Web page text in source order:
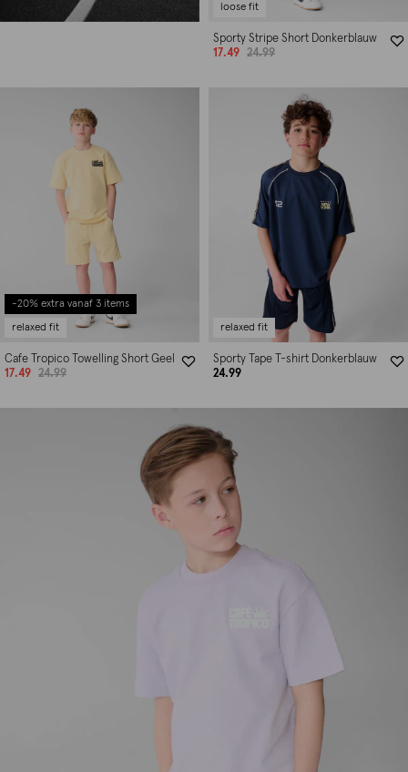
loose fit
Sporty Stripe Short Donkerblauw
17.49
24.99
-20% extra vanaf 3 items
relaxed fit
Cafe Tropico Towelling Short Geel
17.49
24.99
relaxed fit
Sporty Tape T-shirt Donkerblauw
24.99